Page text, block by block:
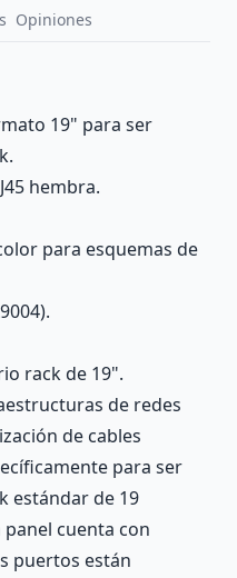
Opiniones
19" para ser
hembra.
para esquemas de
rack de 19".
de redes
de cables
para ser
estándar de 19
cuenta con
puertos están